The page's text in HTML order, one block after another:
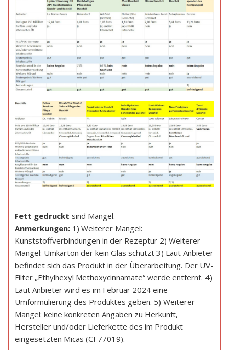
Fett gedruckt sind Mängel.
Anmerkungen: 1) Weiterer Mangel:
Kunststoffverbindungen in der Rezeptur 2) Weiterer
Mangel: Umkarton der kein Glas schützt 3) Laut Anbieter
befindet sich das Produkt in der Überarbeitung. Der UV-
Filter „Ethylhexyl Methoxycinnamate“ werde entfernt. 4)
Laut Anbieter wird es im Februar 2024 eine
Umformulierung des Produktes geben. 5) Weiterer
Mangel: keine konkreten Angaben zu Herkunft,
Hersteller und/oder Lieferkette des im Produkt
eingesetzten Micas (CI 77019).